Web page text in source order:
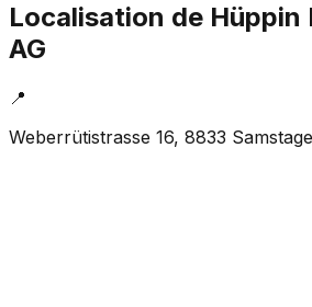
Localisation de Hüppin
AG
📍
Weberrütistrasse 16, 8833